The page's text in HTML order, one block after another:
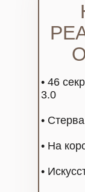
• 46
3.0
•
• На
•